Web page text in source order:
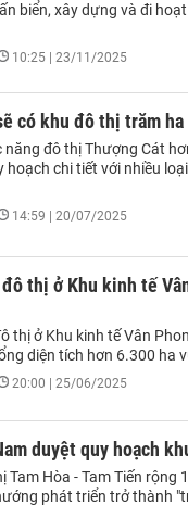
biển, xây dựng và đi
10:25 | 23/11/2025
có khu đô thị trăm
năng đô thị Thượng Cát
hoạch chi tiết với nhiều
14:59 | 20/07/2025
thị ở Khu kinh tế
thị ở Khu kinh tế Vân
diện tích hơn 6.300 ha
20:00 | 25/06/2025
duyệt quy hoạch
Tam Hòa - Tam Tiến
phát triển trở thành